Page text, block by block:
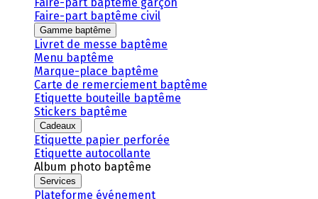
Faire-part baptême civil
Gamme baptême
Livret de messe baptême
Menu baptême
Marque-place baptême
Carte de remerciement baptême
Etiquette bouteille baptême
Stickers baptême
Cadeaux
Etiquette papier perforée
Etiquette autocollante
Album photo baptême
Services
Plateforme événement